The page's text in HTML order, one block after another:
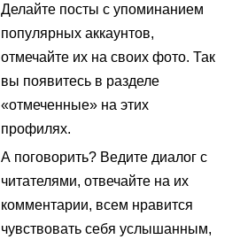
Делайте посты с упоминанием
популярных аккаунтов,
отмечайте их на своих фото. Так
вы появитесь в разделе
«отмеченные» на этих
профилях.
А поговорить? Ведите диалог с
читателями, отвечайте на их
комментарии, всем нравится
чувствовать себя услышанным,